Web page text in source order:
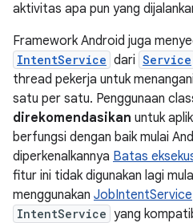
aktivitas apa pun yang
Framework Android juga
IntentService dari Service
thread pekerja untuk
satu per satu. Penggunaan
direkomendasikan untuk
berfungsi dengan baik mulai
diperkenalkannya Batas
fitur ini tidak digunakan lagi
menggunakan JobIntentService
IntentService yang